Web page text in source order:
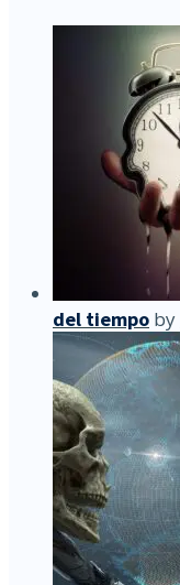
del tiempo by